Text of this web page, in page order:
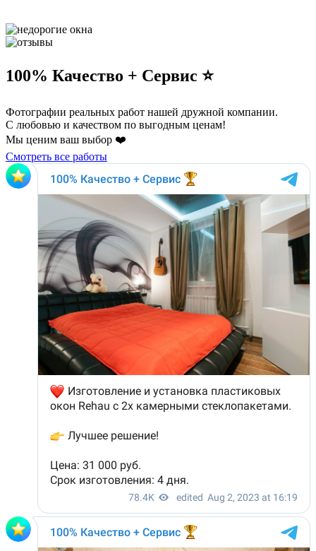
100% Качество + Сервис ⭐️
Фотографии реальных работ нашей дружной компании.
С любовью и качеством по выгодным ценам!
Мы ценим ваш выбор ❤️
Смотреть все работы